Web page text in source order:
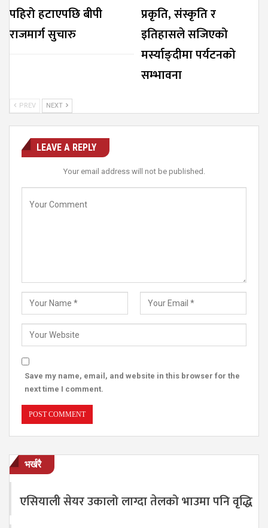
पहिरो हटाएपछि बीपी
राजमार्ग सुचारु
प्रकृति, संस्कृति र
इतिहासले सजिएको
मर्स्याङ्दीमा पर्यटनको
सम्भावना
PREV NEXT
LEAVE A REPLY
Your email address will not be published.
Save my name, email, and website in this browser for the
next time I comment.
भर्खरै
एसियाली सेयर उकालो लाग्दा तेलको भाउमा पनि वृद्धि